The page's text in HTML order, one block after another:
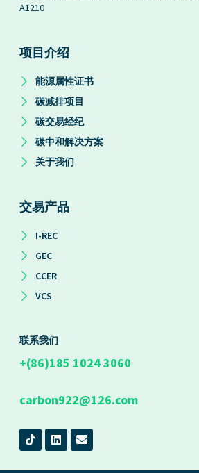
A1210
项目介绍
能源属性证书
碳减排项目
碳交易经纪
碳中和解决方案
关于我们
交易产品
I-REC
GEC
CCER
VCS
联系我们
+(86)185 1024 3060
carbon922@126.com